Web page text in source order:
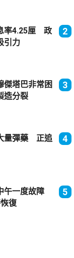
率4.25厘 政
引力
2
傑塔巴非常困
造分裂
3
量彈藥 正追
4
午一度故障
復
5